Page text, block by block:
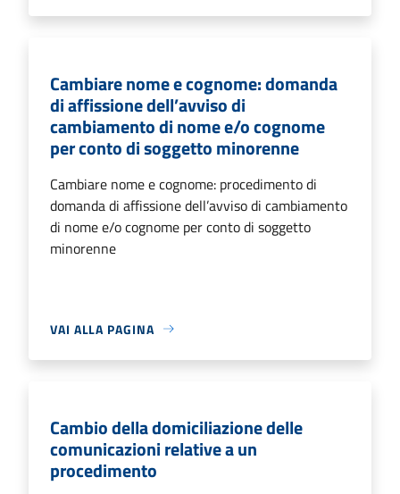
Cambiare nome e cognome: domanda
di affissione dell’avviso di
cambiamento di nome e/o cognome
per conto di soggetto minorenne
Cambiare nome e cognome: procedimento di
domanda di affissione dell’avviso di cambiamento
di nome e/o cognome per conto di soggetto
minorenne
VAI ALLA PAGINA
Cambio della domiciliazione delle
comunicazioni relative a un
procedimento